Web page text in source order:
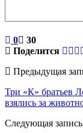
0
30
Поделится
Предыдущая
Три «К» братьев
взялись за
Следующая запись